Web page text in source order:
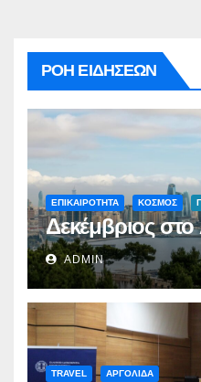
ΡΟΗ ΕΙΔΗΣΕΩΝ
ΕΠΙΚΑΙΡΟΤΗΤΑ ΚΟΣΜΟΣ
Δεκέμβριος στο
ADMIN
TRAVEL ΑΡΓΟΛΙΔΑ